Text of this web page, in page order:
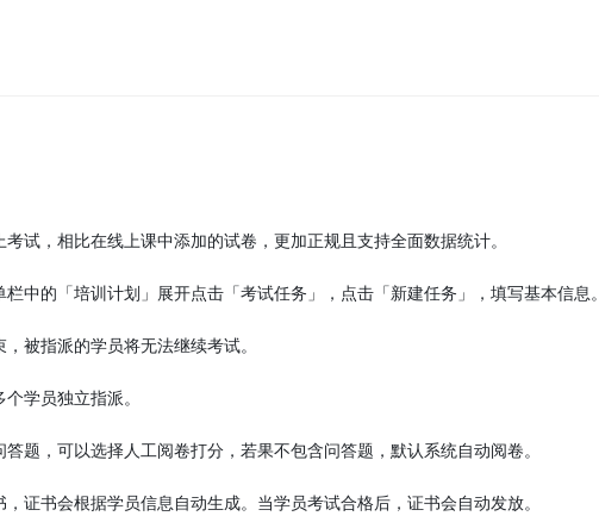
试，相比在线上课中添加的试卷，更加正规且支持全面数据统计。
中的「培训计划」展开点击「考试任务」，点击「新建任务」，填写基本信息。
被指派的学员将无法继续考试。
学员独立指派。
题，可以选择人工阅卷打分，若果不包含问答题，默认系统自动阅卷。
证书会根据学员信息自动生成。当学员考试合格后，证书会自动发放。